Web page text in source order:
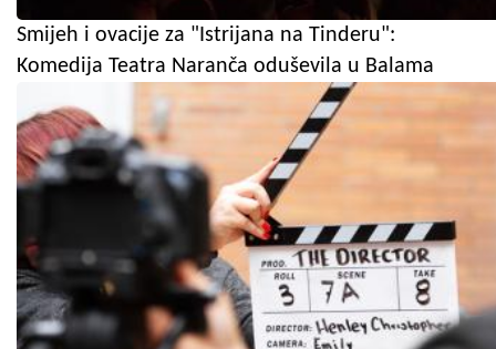
Smijeh i ovacije za "Istrijana na Tinderu":
Komedija Teatra Naranča oduševila u Balama